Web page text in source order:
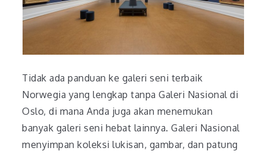
Tidak ada panduan ke galeri seni terbaik
Norwegia yang lengkap tanpa Galeri Nasional di
Oslo, di mana Anda juga akan menemukan
banyak galeri seni hebat lainnya. Galeri Nasional
menyimpan koleksi lukisan, gambar, dan patung